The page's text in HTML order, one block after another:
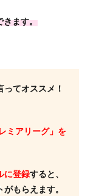
きます。
てオススメ！
ミアリーグ」を
に登録すると、
もらえます。